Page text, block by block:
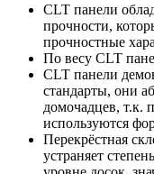
CLT панели
прочности,
прочностные
По весу CLT
CLT панели
стандарты, они
домочадцев, т.к.
используются
Перекрёстная
устраняет